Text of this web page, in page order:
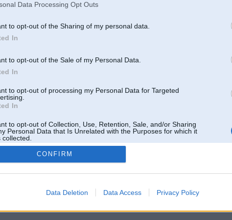
Data Processing Opt Outs
to opt-out of the Sharing of my personal data.
In
to opt-out of the Sale of my Personal Data.
In
to opt-out of processing my Personal Data for Targeted
In
to opt-out of Collection, Use, Retention, Sale, and/or Sharing
Personal Data that Is Unrelated with the Purposes for which it
collected.
Out
CONFIRM
Data Deletion Data Access Privacy Policy
klubs un nav saistīts ar